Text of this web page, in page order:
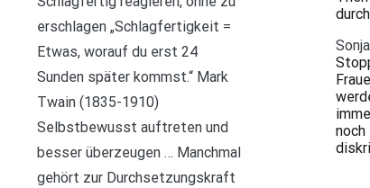
erschlagen „Schlagfertigkeit =
Etwas, worauf du erst 24
Sunden später kommst.“ Mark
Twain (1835-1910)
Selbstbewusst auftreten und
besser überzeugen … Manchmal
gehört zur Durchsetzungskraft
Sonja
noch